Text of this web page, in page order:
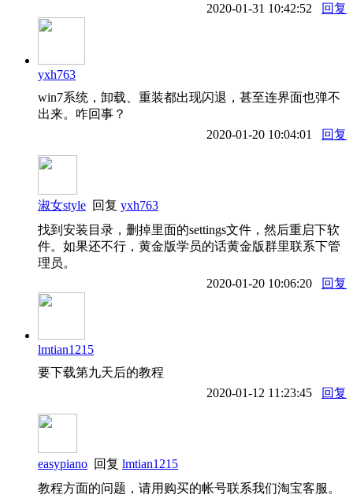
2020-01-31 10:42:52
回复
yxh763
win7系统，卸载、重装都出现闪退，甚至连界面也弹不
出来。咋回事？
2020-01-20 10:04:01
回复
淑女style 回复 yxh763
找到安装目录，删掉里面的settings文件，然后重启下软
件。如果还不行，黄金版学员的话黄金版群里联系下管
理员。
2020-01-20 10:06:20
回复
lmtian1215
要下载第九天后的教程
2020-01-12 11:23:45
回复
easypiano 回复 lmtian1215
教程方面的问题，请用购买的帐号联系我们淘宝客服。